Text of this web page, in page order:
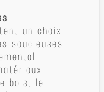
un choix
soucieuses
bois, le